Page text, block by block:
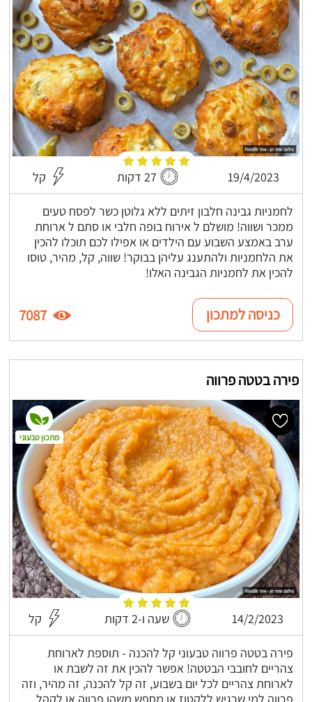
19/4/2023 27 דקות קל
לחמניות גבינה חלבון זיתים ללא גלוטן כשר לפסח טעים
ממכר ושווה! מושלם ל אירוח בופה חלבי או סתם ל ארוחת
ערב באמצע השבוע עם הילדים או אפילו לכם תוכלו להכין
את הלחמניות ולהתענג עליהן בבוקר! שווה, קל, מהיר, טוסו
להכין את לחמניות הגבינה האלו!
כניסה למתכון 7087
פירה בטטה פרווה
14/2/2023 שעה ו-2 דקות קל
פירה בטטה פרווה טבעוני קל להכנה - תוספת לארוחת
צהריים לחובבי הבטטה! אפשר להכין את זה לשבת או
לארוחת צהריים לכל יום בשבוע, זה קל להכנה, זה מהיר, וזה
פרווה למי שרגיש ללקטוז או מחפש משהו פרווה או לקהל
מתכון טבעוני